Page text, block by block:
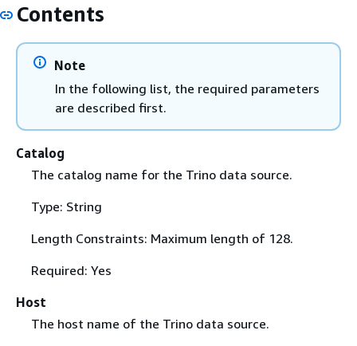
Contents
Note
In the following list, the required parameters
are described first.
Catalog
The catalog name for the Trino data source.
Type: String
Length Constraints: Maximum length of 128.
Required: Yes
Host
The host name of the Trino data source.